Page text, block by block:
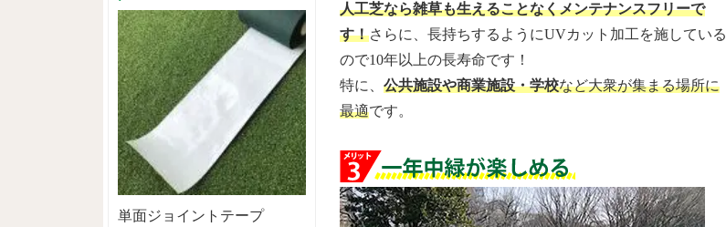
人工芝なら雑草も生えることなくメンテナンスフリーで
す！さらに、長持ちするようにUVカット加工を施している
ので10年以上の長寿命です！
特に、 公共施設や商業施設・学校など大衆が集まる場所に
最適です。
単面ジョイントテープ